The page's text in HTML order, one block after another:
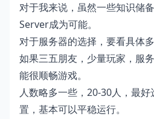
对于我来说，虽然一些知识储
Server成为可能。
对于服务器的选择，要看具体多
如果三五朋友，少量玩家，服
能很顺畅游戏。
人数略多一些，20-30人，最
置，基本可以平稳运行。